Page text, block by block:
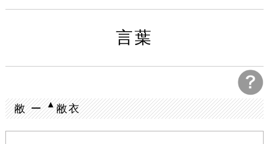
言葉
敝 ー▲敝衣